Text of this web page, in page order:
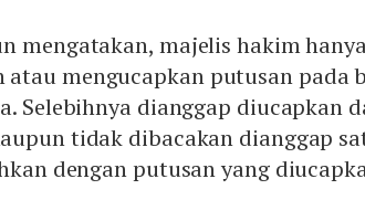
mengatakan, majelis hakim
atau mengucapkan putusan pada
Selebihnya dianggap diucapkan
tidak dibacakan dianggap
dengan putusan yang